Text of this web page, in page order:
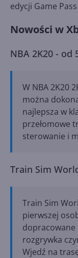
edycji Game
Nowości w
NBA 2K20 - od
W NBA 2K20
można
najlepsza w
przełomowe
sterowanie i
Train Sim
Train Sim
pierwszej
dopracowane
rozgrywka
Wjedź na